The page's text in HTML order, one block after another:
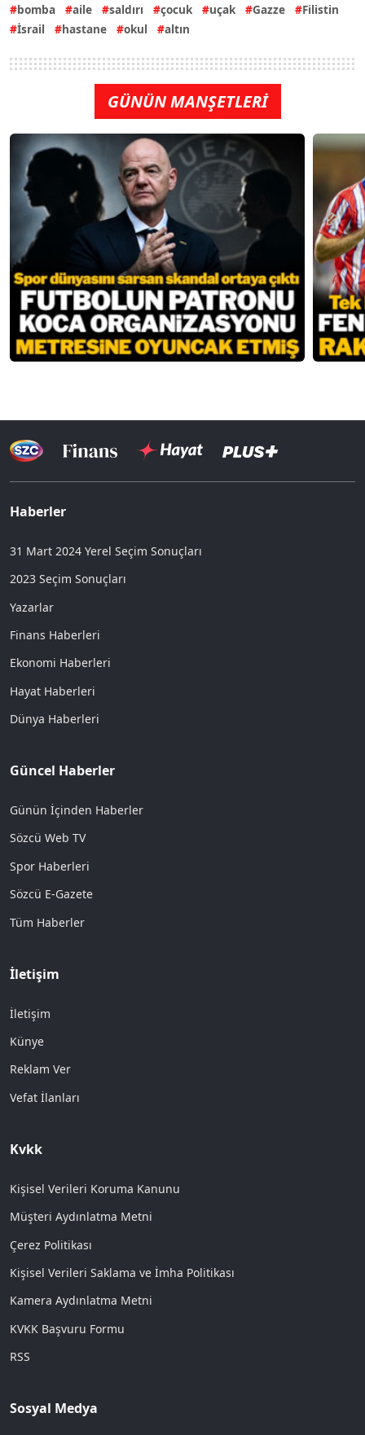
bomba aile saldırı çocuk uçak Gazze
Filistin
İsrail
hastane okul altın
GÜNÜN MANŞETLERİ
Haberler
31 Mart 2024 Yerel Seçim Sonuçları
2023 Seçim Sonuçları
Yazarlar
Finans Haberleri
Ekonomi Haberleri
Hayat Haberleri
Dünya Haberleri
Güncel Haberler
Günün İçinden Haberler
Sözcü Web TV
Spor Haberleri
Sözcü E-Gazete
Tüm Haberler
İletişim
İletişim
Künye
Reklam Ver
Vefat İlanları
Kvkk
Kişisel Verileri Koruma Kanunu
Müşteri Aydınlatma Metni
Çerez Politikası
Kişisel Verileri Saklama ve İmha Politikası
Kamera Aydınlatma Metni
KVKK Başvuru Formu
RSS
Sosyal Medya